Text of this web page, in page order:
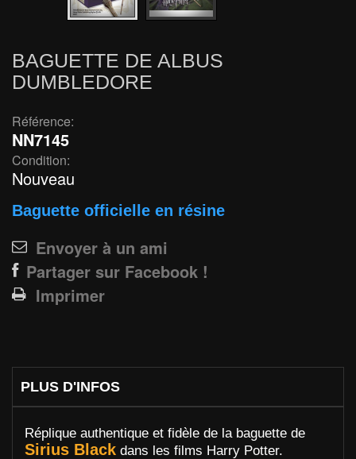
BAGUETTE DE ALBUS
DUMBLEDORE
Référence:
NN7145
Condition:
Nouveau
Baguette officielle en résine
Envoyer à un ami
Partager sur Facebook !
Imprimer
PLUS D'INFOS
Réplique authentique et fidèle de la baguette de
Sirius Black dans les films Harry Potter.